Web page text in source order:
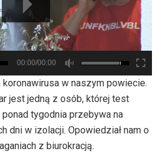
00:00/00:00
koronawirusa w naszym powiecie.
jest jedną z osób, której test
tygodnia przebywa na
dni w izolacji. Opowiedział nam o
z biurokracją.